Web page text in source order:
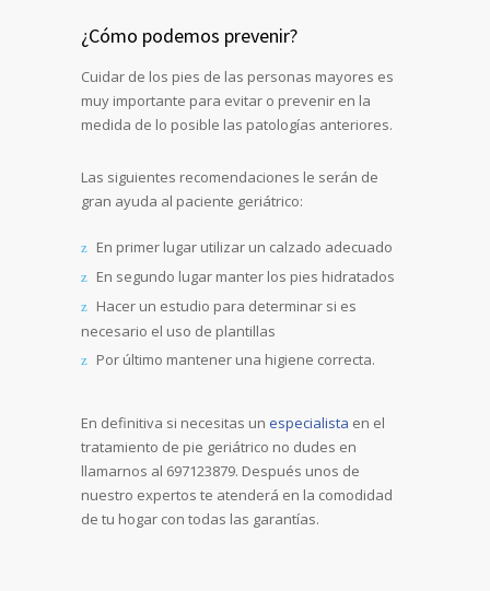
¿Cómo podemos prevenir?
Cuidar de los pies de las personas mayores es
muy importante para evitar o prevenir en la
medida de lo posible las patologías anteriores.
Las siguientes recomendaciones le serán de
gran ayuda al paciente geriátrico:
En primer lugar utilizar un calzado adecuado
En segundo lugar manter los pies hidratados
Hacer un estudio para determinar si es
necesario el uso de plantillas
Por último mantener una higiene correcta.
En definitiva si necesitas un especialista en el
tratamiento de pie geriátrico no dudes en
llamarnos al 697123879. Después unos de
nuestro expertos te atenderá en la comodidad
de tu hogar con todas las garantías.